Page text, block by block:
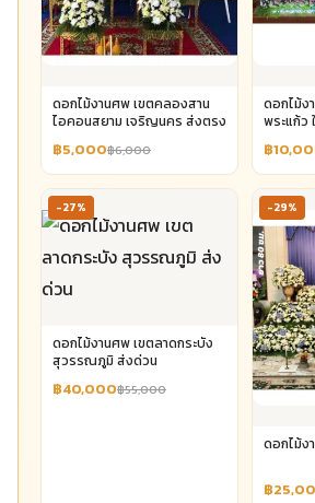
ดอกไม้งานศพ เขตคลองสาน
ไอคอนสยาม เจริญนคร ส่งตรง
฿5,000฿6,000
ดอกไม้ง
พระแก้ว
฿
-27%
ดอกไม้งานศพ เขตลาดกระบัง
สุวรรณภูมิ ส่งด่วน
฿40,000฿55,000
-29%
ดอกไม้ง
฿